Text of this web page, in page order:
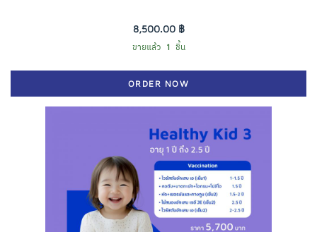
8,500.00 ฿
ขายแล้ว 1 ชิ้น
ORDER NOW